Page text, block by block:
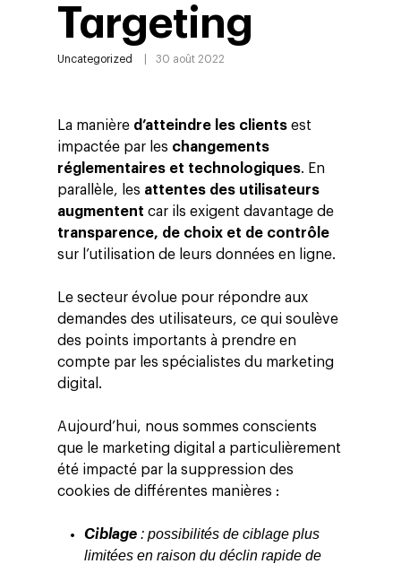
Targeting
Uncategorized 30 août 2022
La manière d’atteindre les clients est
impactée par les changements
réglementaires et technologiques. En
parallèle, les attentes des utilisateurs
augmentent car ils exigent davantage de
transparence, de choix et de contrôle
sur l’utilisation de leurs données en ligne.
Le secteur évolue pour répondre aux
demandes des utilisateurs, ce qui soulève
des points importants à prendre en
compte par les spécialistes du marketing
digital.
Aujourd’hui, nous sommes conscients
que le marketing digital a particulièrement
été impacté par la suppression des
cookies de différentes manières :
Ciblage : possibilités de ciblage plus
limitées en raison du déclin rapide de